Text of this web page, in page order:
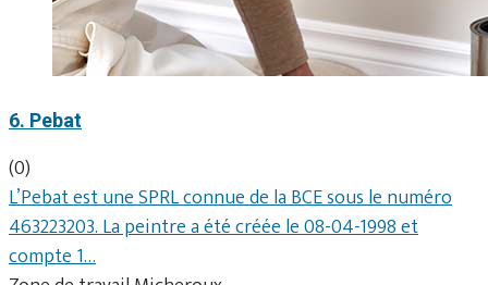
6. Pebat
(0)
L’Pebat est une SPRL connue de la BCE sous le numéro
463223203. La peintre a été créée le 08-04-1998 et
compte 1…